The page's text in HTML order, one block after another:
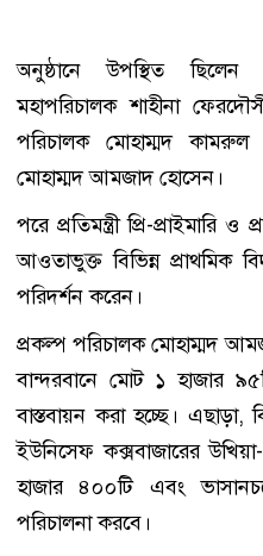
অনুষ্ঠানে উপস্থিত ছিলেন
মহাপরিচালক শাহীনা
পরিচালক মোহাম্মদ
মোহাম্মদ আমজাদ হোসেন।
পরে প্রতিমন্ত্রী প্রি-প্রাইমারি
আওতাভুক্ত বিভিন্ন প্রাথমিক
পরিদর্শন করেন।
প্রকল্প পরিচালক মোহাম্মদ
বান্দরবানে মোট ১ হাজার
বাস্তবায়ন করা হচ্ছে। এছাড়া,
ইউনিসেফ কক্সবাজারের
হাজার ৪০০টি এবং
পরিচালনা করবে।